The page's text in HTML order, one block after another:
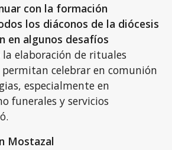
con la formación
los diáconos de la diócesis
en algunos desafíos
la elaboración de rituales
celebrar en comunión
especialmente en
funerales y servicios
Mostazal